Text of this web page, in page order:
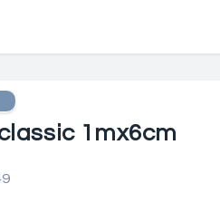
1mx6cm